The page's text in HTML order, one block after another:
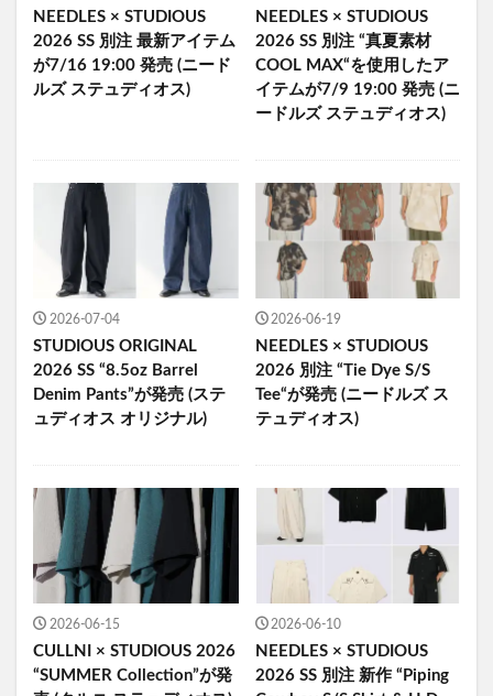
NEEDLES × STUDIOUS
2026 SS 別注 最新アイテム
が7/16 19:00 発売 (ニード
ルズ ステュディオス)
NEEDLES × STUDIOUS
2026 SS 別注 “真夏素材
COOL MAX“を使用したア
イテムが7/9 19:00 発売 (ニ
ードルズ ステュディオス)
2026-07-04
STUDIOUS ORIGINAL
2026 SS “8.5oz Barrel
Denim Pants”が発売 (ステ
ュディオス オリジナル)
2026-06-19
NEEDLES × STUDIOUS
2026 別注 “Tie Dye S/S
Tee“が発売 (ニードルズ ス
テュディオス)
2026-06-15
CULLNI × STUDIOUS 2026
“SUMMER Collection”が発
2026-06-10
NEEDLES × STUDIOUS
2026 SS 別注 新作 “Piping